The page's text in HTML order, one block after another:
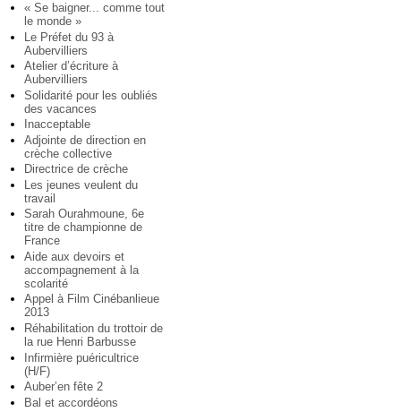
« Se baigner... comme tout
le monde »
Le Préfet du 93 à
Aubervilliers
Atelier d’écriture à
Aubervilliers
Solidarité pour les oubliés
des vacances
Inacceptable
Adjointe de direction en
crèche collective
Directrice de crèche
Les jeunes veulent du
travail
Sarah Ourahmoune, 6e
titre de championne de
France
Aide aux devoirs et
accompagnement à la
scolarité
Appel à Film Cinébanlieue
2013
Réhabilitation du trottoir de
la rue Henri Barbusse
Infirmière puéricultrice
(H/F)
Auber’en fête 2
Bal et accordéons